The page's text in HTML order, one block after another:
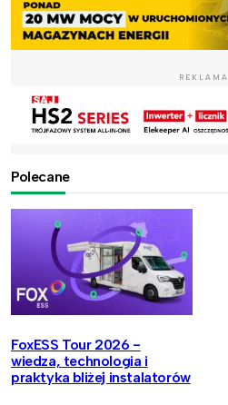
REKLAMA
Polecane
FoxESS Tour 2026 -
wiedza, technologia i
praktyka bliżej instalatorów